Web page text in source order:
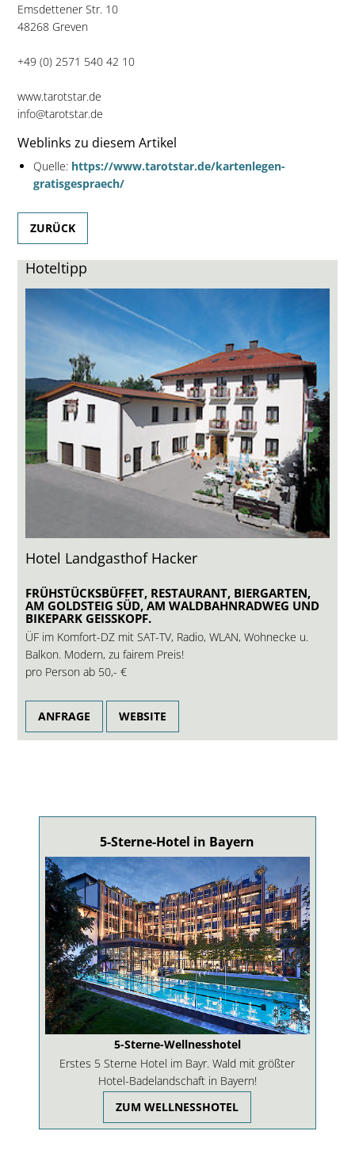
Emsdettener Str. 10
48268 Greven
+49 (0) 2571 540 42 10
www.tarotstar.de
info@tarotstar.de
Weblinks zu diesem Artikel
Quelle: https://www.tarotstar.de/kartenlegen-
gratisgespraech/
ZURÜCK
Hoteltipp
Hotel Landgasthof Hacker
FRÜHSTÜCKSBÜFFET, RESTAURANT, BIERGARTEN,
AM GOLDSTEIG SÜD, AM WALDBAHNRADWEG UND
BIKEPARK GEISSKOPF.
ÜF im Komfort-DZ mit SAT-TV, Radio, WLAN, Wohnecke u.
Balkon. Modern, zu fairem Preis!
pro Person ab50,- €
ANFRAGE WEBSITE
5-Sterne-Hotel in Bayern
5-Sterne-Wellnesshotel
Erstes 5 Sterne Hotel im Bayr. Wald mit größter
Hotel-Badelandschaft in Bayern!
ZUM WELLNESSHOTEL